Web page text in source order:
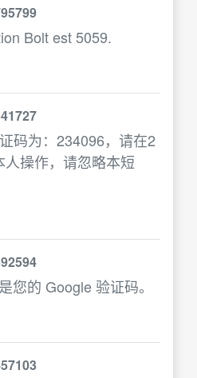
Bolt est 5059.
码为：234096，请在2
操作，请忽略本短
您的 Google 验证码。